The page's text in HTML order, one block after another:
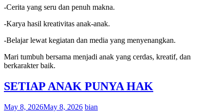
-Cerita yang seru dan penuh makna.
-Karya hasil kreativitas anak-anak.
-Belajar lewat kegiatan dan media yang menyenangkan.
Mari tumbuh bersama menjadi anak yang cerdas, kreatif, dan
berkarakter baik.
SETIAP ANAK PUNYA HAK
May 8, 2026May 8, 2026 bian